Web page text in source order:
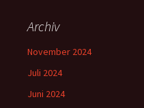
Archiv
November 2024
Juli 2024
Juni 2024